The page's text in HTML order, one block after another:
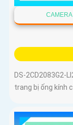
DS-2CD2083G2-
trang bị ống kính